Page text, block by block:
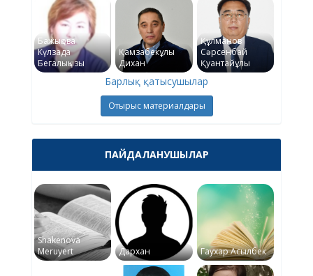
Бажықова
Күлзада
Бегалықызы
Қамзабекұлы
Дихан
Құлманов
Сәрсенбай
Қуантайұлы
Барлық қатысушылар
Отырыс материалдары
ПАЙДАЛАНУШЫЛАР
Shakenova
Meruyert
Дархан Гаухар Асылбек